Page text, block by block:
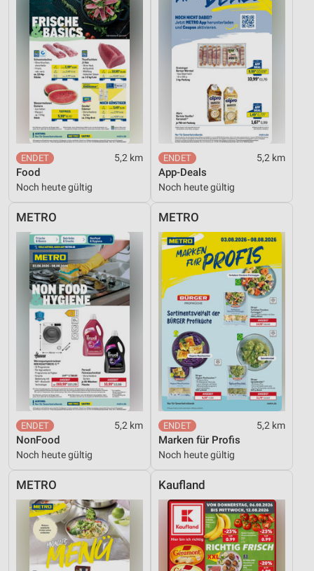
5,2 km
Food
Noch heute gültig
5,2 km
App-Deals
Noch heute gültig
METRO
5,2 km
NonFood
Noch heute gültig
METRO
5,2 km
Marken für Profis
Noch heute gültig
METRO Kaufland